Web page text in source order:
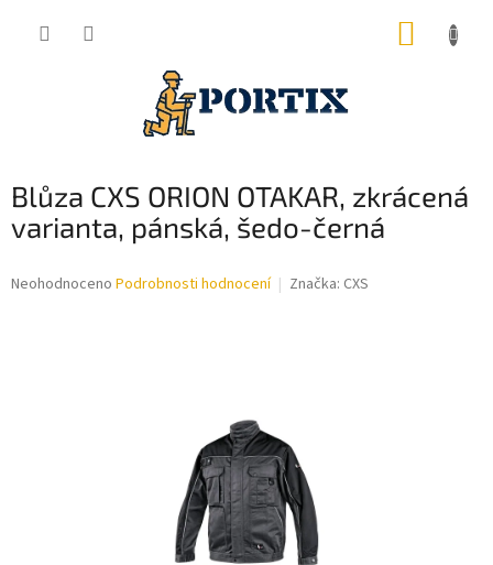
Blůza CXS ORION OTAKAR, zkrácená
varianta, pánská, šedo-černá
Průměrné
Neohodnoceno Podrobnosti hodnocení Značka: CXS